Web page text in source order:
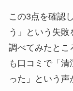
この3点を確認
う」という失
調べてみたとこ
も口コミで「
った」という声